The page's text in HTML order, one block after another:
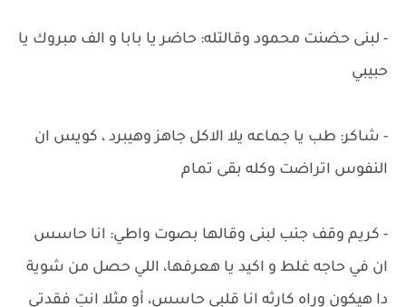
- لبنى حضنت محمود وقالتله: حاضر يا بابا و الف مبروك يا
حبيبي
- شاكر: طب يا جماعه يلا الاكل جاهز وهيبرد ، كويس ان
النفوس اتراضت وكله بقى تمام
- كريم وقف جنب لبنى وقالها بصوت واطي: انا حاسس
ان في حاجه غلط و اكيد يا هعرفها، اللي حصل من شوية
دا هيكون وراه كارثه انا قلبي حاسس، أو مثلا انتِ فقدتي